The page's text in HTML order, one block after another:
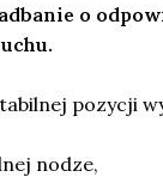
o
pozycji
nodze,